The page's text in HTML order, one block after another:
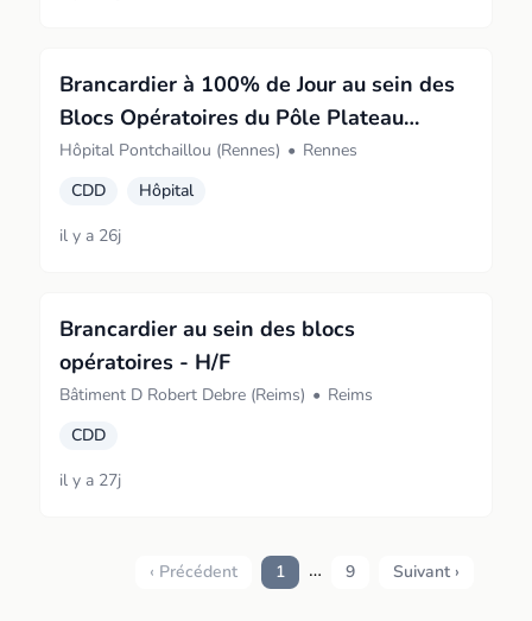
Brancardier à 100% de Jour au sein des
Blocs Opératoires du Pôle Plateau
Technique Blocs Opératoires F/H
Hôpital Pontchaillou (Rennes) • Rennes
CDD
Hôpital
il y a 26j
Brancardier au sein des blocs
opératoires - H/F
Bâtiment D Robert Debre (Reims) • Reims
CDD
il y a 27j
‹ Précédent 1 … 9 Suivant ›